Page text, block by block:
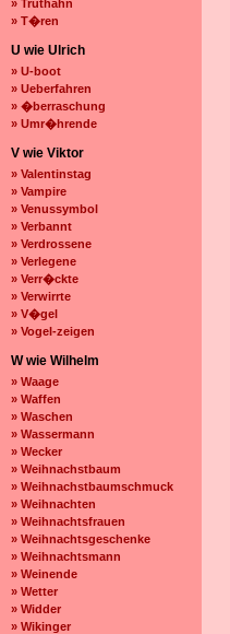
» Truthahn
» T�ren
U wie Ulrich
» U-boot
» Ueberfahren
» �berraschung
» Umr�hrende
V wie Viktor
» Valentinstag
» Vampire
» Venussymbol
» Verbannt
» Verdrossene
» Verlegene
» Verr�ckte
» Verwirrte
» V�gel
» Vogel-zeigen
W wie Wilhelm
» Waage
» Waffen
» Waschen
» Wassermann
» Wecker
» Weihnachstbaum
» Weihnachstbaumschmuck
» Weihnachten
» Weihnachtsfrauen
» Weihnachtsgeschenke
» Weihnachtsmann
» Weinende
» Wetter
» Widder
» Wikinger